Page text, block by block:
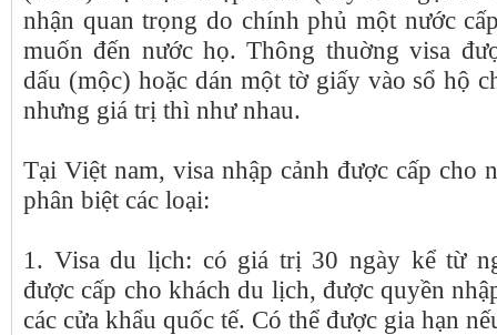
nhận quan trọng do chính phủ một nước
muốn đến nước họ. Thông thuờng visa
dấu (mộc) hoặc dán một tờ giấy vào sổ hộ
nhưng giá trị thì như nhau.
Tại Việt nam, visa nhập cảnh được cấp cho
phân biệt các loại:
1. Visa du lịch: có giá trị 30 ngày kể từ
được cấp cho khách du lịch, được quyền
các cửa khẩu quốc tế. Có thể được gia hạn